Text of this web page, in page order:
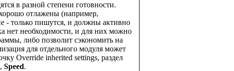
в разной степени готовности.
отлажены (например,
- только пишутся, и должны активно
нет необходимости, и для них можно
либо позволит сэкономить на
для отдельного модуля может
Override inherited settings, раздел
, Speed.